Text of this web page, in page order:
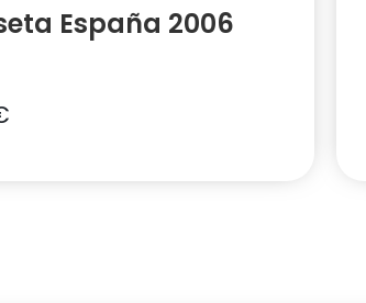
España 2006